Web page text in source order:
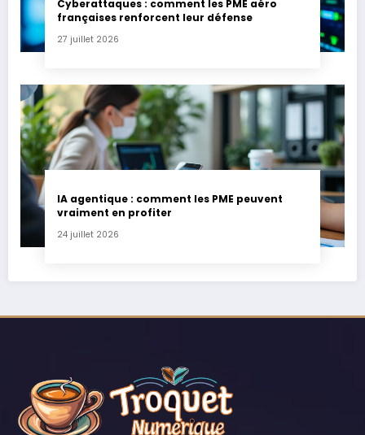
Cyberattaques : comment les PME aéro
françaises renforcent leur défense
27 juillet 2026
IA agentique : comment les PME peuvent
vraiment en profiter
24 juillet 2026